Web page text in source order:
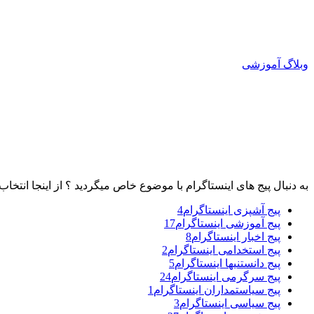
وبلاگ آموزشی
به دنبال پیج های اینستاگرام با موضوع خاص میگردید ؟ از اینجا
پیج آشپزی اینستاگرام4
پیج آموزشی اینستاگرام17
پیج اخبار اینستاگرام8
پیج استخدامی اینستاگرام2
پیج دانستنیها اینستاگرام5
پیج سرگرمی اینستاگرام24
پیج سیاستمداران اینستاگرام 1
پیج سیاسی اینستاگرام3